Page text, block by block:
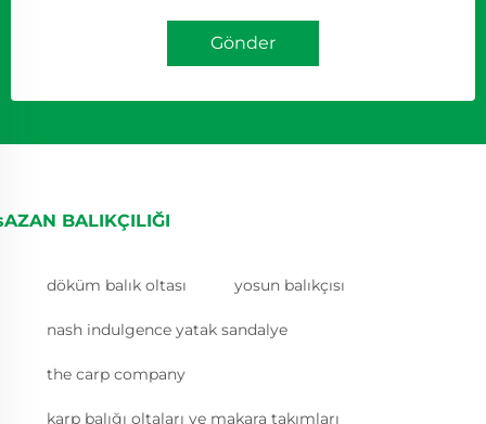
Gönder
BALIKÇILIĞI
döküm balık oltası yosun balıkçısı
nash indulgence yatak sandalye
the carp company
karp balığı oltaları ve makara takımları